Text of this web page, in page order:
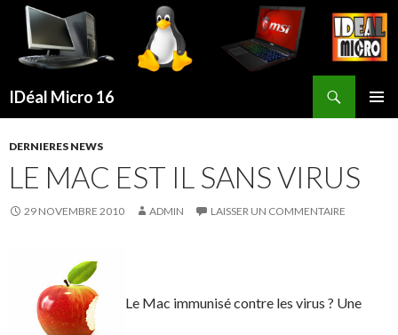
IDéal Micro 16
CONTENU
PRINCIPAL
DERNIERES NEWS
LE MAC EST IL SANS VIRUS
29 NOVEMBRE 2010 ADMIN LAISSER UN COMMENTAIRE
Le Mac immunisé contre les virus ? Une